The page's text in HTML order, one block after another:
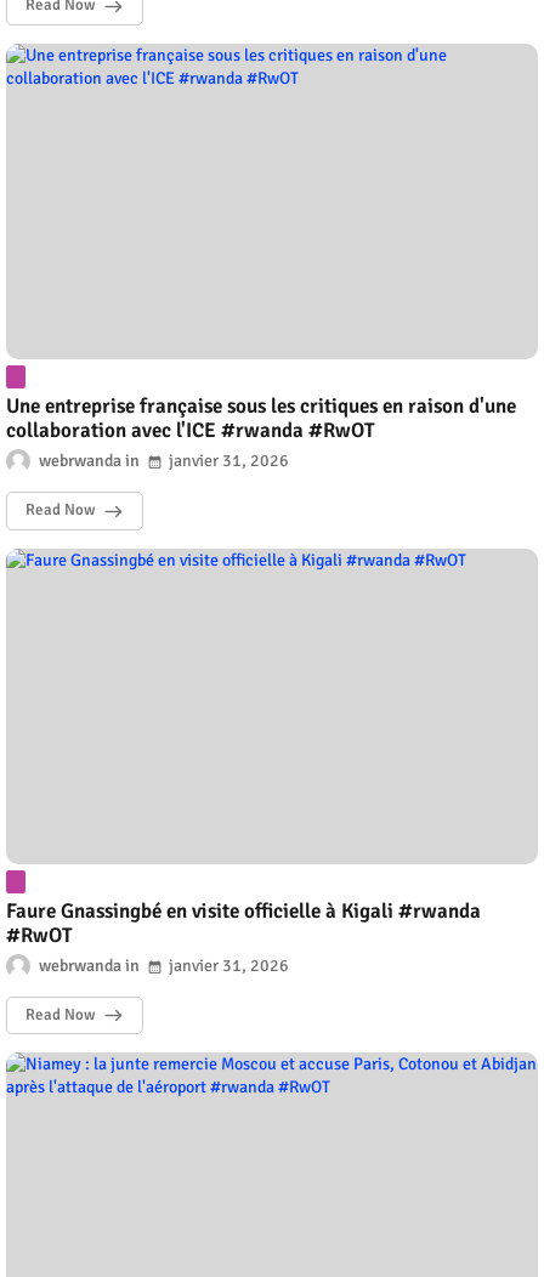
Read Now
Une entreprise française sous les critiques en raison d'une
collaboration avec l'ICE #rwanda #RwOT
webrwanda janvier 31, 2026
Read Now
Faure Gnassingbé en visite officielle à Kigali #rwanda
#RwOT
webrwanda janvier 31, 2026
Read Now